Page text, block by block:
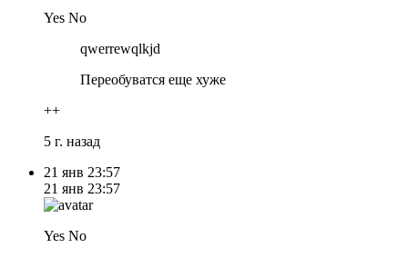
Yes No
qwerrewqlkjd
Переобуватся еще хуже
++
5 г. назад
21 янв 23:57
21 янв 23:57
Yes No